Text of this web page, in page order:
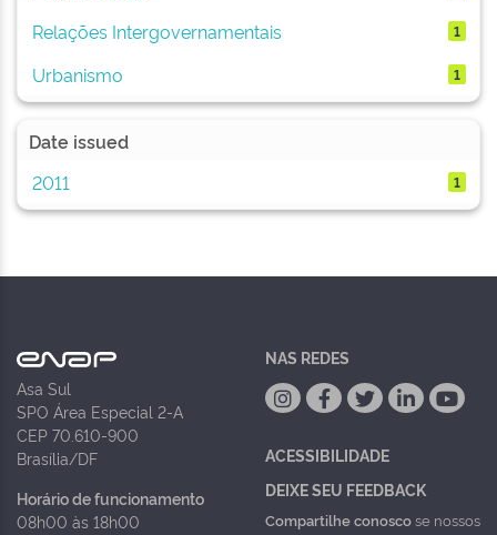
Relações Intergovernamentais 1
Urbanismo 1
Date issued
2011
1
Asa Sul
SPO Área Especial 2-A
CEP 70.610-900
Brasília/DF
Horário de funcionamento
08h00 às 18h00
NAS REDES
ACESSIBILIDADE
DEIXE SEU FEEDBACK
Compartilhe conoscose nossos